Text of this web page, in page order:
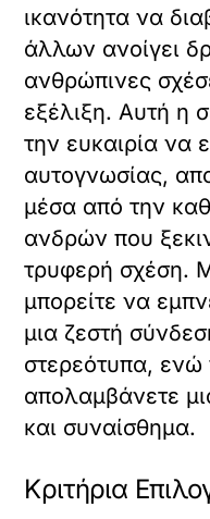
ικανότητα να
άλλων ανοίγει
ανθρώπινες
εξέλιξη. Αυτή η
την ευκαιρία να
αυτογνωσίας,
μέσα από την
ανδρών που
τρυφερή σχέση.
μπορείτε να
μια ζεστή
στερεότυπα,
απολαμβάνετε
και συναίσθημα.
Κριτήρια